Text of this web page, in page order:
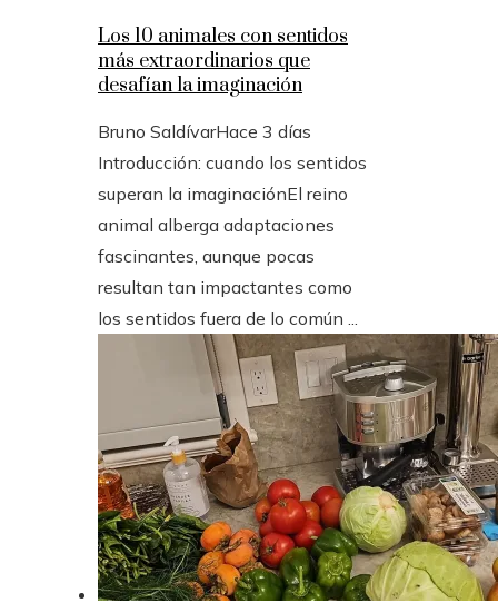
Los 10 animales con sentidos
más extraordinarios que
desafían la imaginación
Bruno SaldívarHace 3 días
Introducción: cuando los sentidos
superan la imaginaciónEl reino
animal alberga adaptaciones
fascinantes, aunque pocas
resultan tan impactantes como
los sentidos fuera de lo común ...